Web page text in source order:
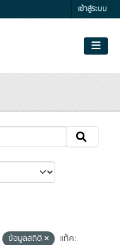
เข้าสู่ระบบ
ข้อมูลสถิติ
แท็ค: